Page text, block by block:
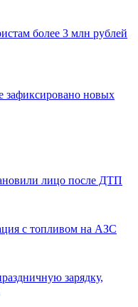
более 3 млн рублей
зафиксировано новых
лицо после ДТП
с топливом на АЗС
зарядку,